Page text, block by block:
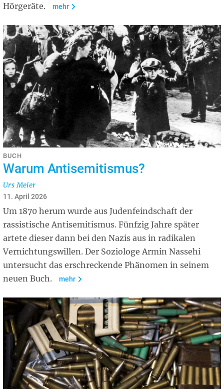
Hörgeräte.
mehr
BUCH
Warum Antisemitismus?
Urs Meier
11. April 2026
Um 1870 herum wurde aus Judenfeindschaft der
rassistische Antisemitismus. Fünfzig Jahre später
artete dieser dann bei den Nazis aus in radikalen
Vernichtungswillen. Der Soziologe Armin Nassehi
untersucht das erschreckende Phänomen in seinem
neuen Buch.
mehr